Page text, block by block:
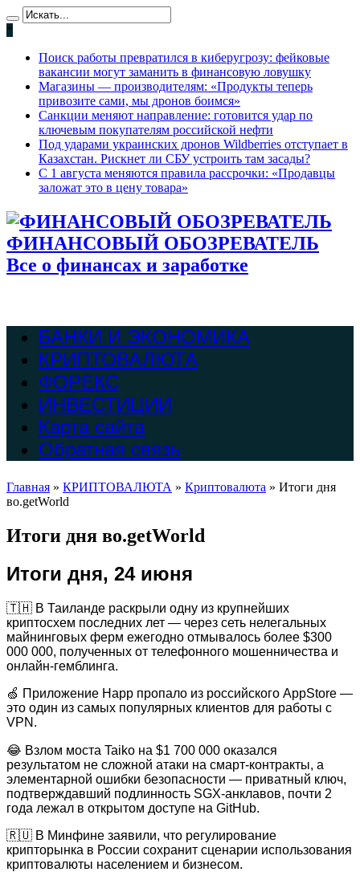
*
Поиск работы превратился в киберугрозу: фейковые
вакансии могут заманить в финансовую ловушку
Магазины — производителям: «Продукты теперь
привозите сами, мы дронов боимся»
Санкции меняют направление: готовится удар по
ключевым покупателям российской нефти
Под ударами украинских дронов Wildberries отступает в
Казахстан. Рискнет ли СБУ устроить там засады?
С 1 августа меняются правила рассрочки: «Продавцы
заложат это в цену товара»
ФИНАНСОВЫЙ ОБОЗРЕВАТЕЛЬ
Все о финансах и заработке
БАНКИ И ЭКОНОМИКА
КРИПТОВАЛЮТА
ФОРЕКС
ИНВЕСТИЦИИ
Карта сайта
Обратная связь
Главная » КРИПТОВАЛЮТА » Криптовалюта » Итоги дня
во.getWorld
Итоги дня во.getWorld
Итоги дня, 24 июня
🇹🇭 В Таиланде раскрыли одну из крупнейших
криптосхем последних лет — через сеть нелегальных
майнинговых ферм ежегодно отмывалось более $300
000 000, полученных от телефонного мошенничества и
онлайн-гемблинга.
🍏 Приложение Happ пропало из российского AppStore —
это один из самых популярных клиентов для работы с
VPN.
😂 Взлом моста Taiko на $1 700 000 оказался
результатом не сложной атаки на смарт-контракты, а
элементарной ошибки безопасности — приватный ключ,
подтверждавший подлинность SGX-анклавов, почти 2
года лежал в открытом доступе на GitHub.
🇷🇺 В Минфине заявили, что регулирование
крипторынка в России сохранит сценарии использования
криптовалюты населением и бизнесом.